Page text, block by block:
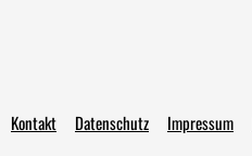
Kontakt Datenschutz Impressum